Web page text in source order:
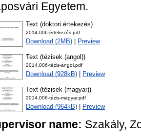
Egyetem.
Text (doktori értekezés)
2014.006-értekezés.pdf
Download (2MB) Preview
Text (tézisek (angol))
2014.006-tézis-angol.pdf
Download (928kB) Preview
Text (tézisek (magyar))
2014.006-tézis-magyar.pdf
Download (964kB) Preview
name: Szakály,